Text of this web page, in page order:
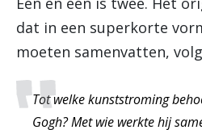
dat in een superkorte
moeten samenvatten,
Tot welke kunststroming
Gogh? Met wie werkte hij